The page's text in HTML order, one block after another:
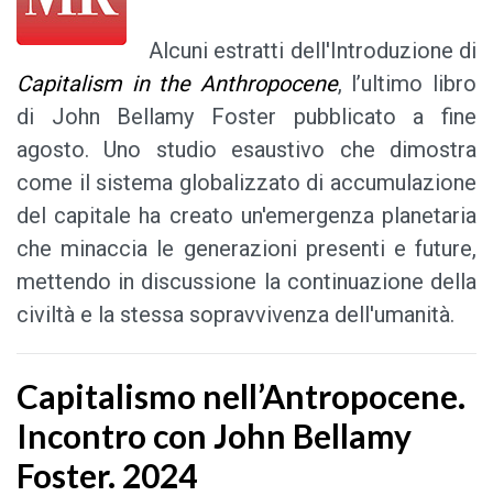
Alcuni estratti dell'Introduzione di
Capitalism in the Anthropocene, l’ultimo libro
di John Bellamy Foster pubblicato a fine
agosto. Uno studio esaustivo che dimostra
come il sistema globalizzato di accumulazione
del capitale ha creato un'emergenza planetaria
che minaccia le generazioni presenti e future,
mettendo in discussione la continuazione della
civiltà e la stessa sopravvivenza dell'umanità.
Capitalismo nell’Antropocene.
Incontro con John Bellamy
Foster. 2024